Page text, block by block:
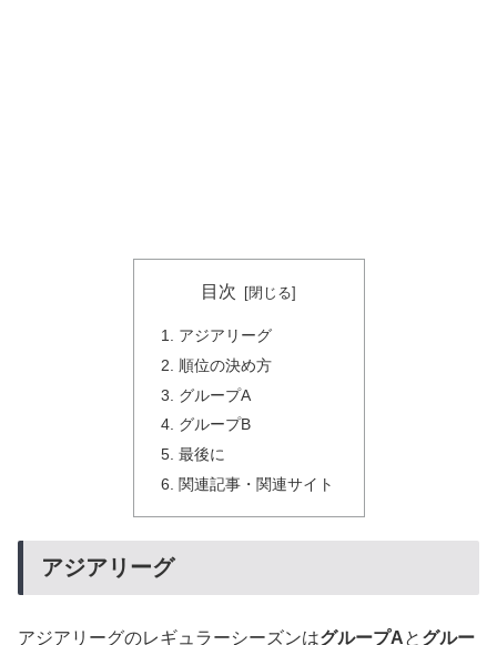
目次
アジアリーグ
順位の決め方
グループA
グループB
最後に
関連記事・関連サイト
アジアリーグ
アジアリーグのレギュラーシーズンはグループAと グルー